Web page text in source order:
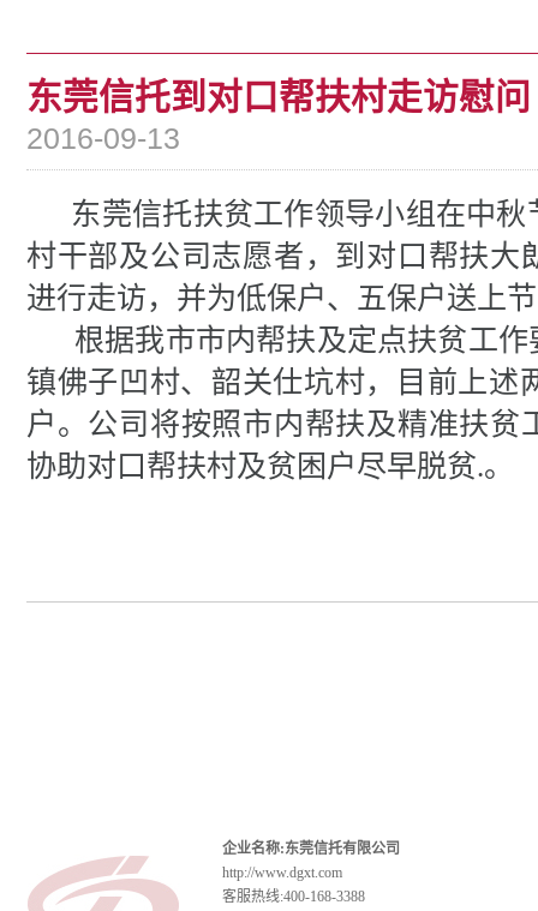
东莞信托到对口帮扶村走访慰问
2016-09-13
东莞信托扶贫工作领导小组在中
村干部及公司志愿者，到对口帮扶大
进行走访，并为低保户、五保户送上
根据我市市内帮扶及定点扶贫工
镇佛子凹村、韶关仕坑村，目前上述
户。公司将按照市内帮扶及精准扶贫
协助对口帮扶村及贫困户尽早脱贫.。
企业名称:东莞信托有限公司
http://www.dgxt.com
客服热线:400-168-3388